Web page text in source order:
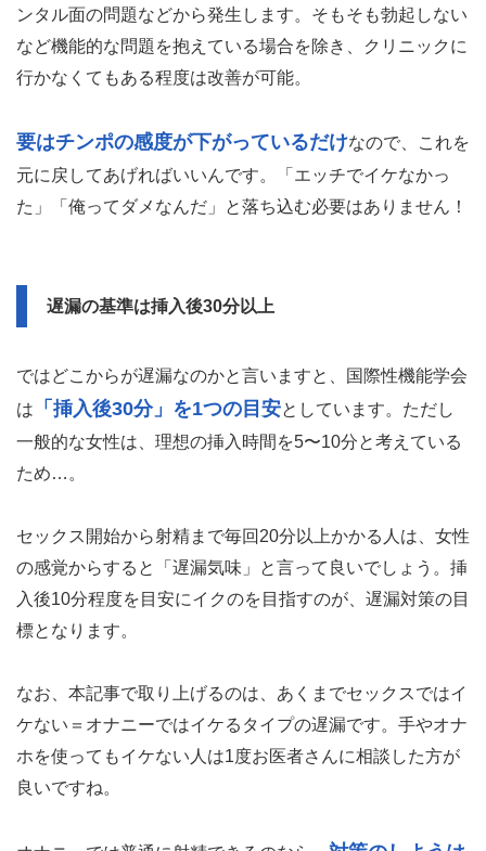
ンタル面の問題などから発生します。そもそも勃起しない
など機能的な問題を抱えている場合を除き、クリニックに
行かなくてもある程度は改善が可能。
要はチンポの感度が下がっているだけなので、これを
元に戻してあげればいいんです。「エッチでイケなかっ
た」「俺ってダメなんだ」と落ち込む必要はありません！
遅漏の基準は挿入後30分以上
ではどこからが遅漏なのかと言いますと、国際性機能学会
は
「挿入後30分」を1つの目安としています。ただし
一般的な女性は、理想の挿入時間を5〜10分と考えている
ため…。
セックス開始から射精まで毎回20分以上かかる人は、女性
の感覚からすると「遅漏気味」と言って良いでしょう。挿
入後10分程度を目安にイクのを目指すのが、遅漏対策の目
標となります。
なお、本記事で取り上げるのは、あくまでセックスではイ
ケない＝オナニーではイケるタイプの遅漏です。手やオナ
ホを使ってもイケない人は1度お医者さんに相談した方が
良いですね。